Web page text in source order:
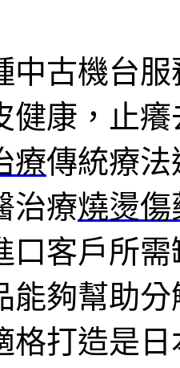
中古機台服
健康，止
療傳統療
治療燒燙傷
口客戶所
能夠幫助
格打造是